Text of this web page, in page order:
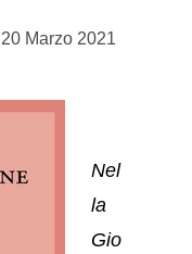
20 Marzo 2021
Nel
la
Gio